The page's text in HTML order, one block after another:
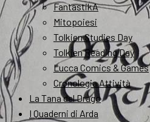
FantastikA
Mitopoiesi
Tolkien Studies Day
Tolkien Reading Day
Lucca Comics & Games
Cronologia Attività
La Tana del Drago
I Quaderni di Arda